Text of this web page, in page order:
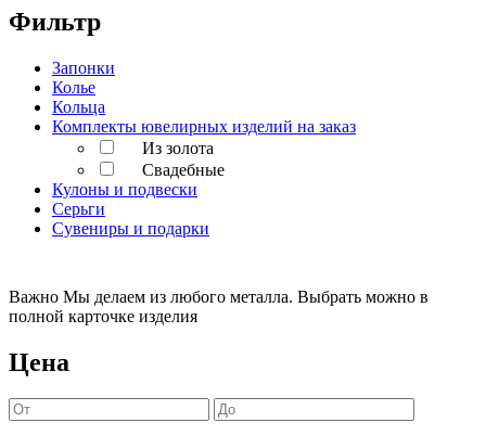
Фильтр
Запонки
Колье
Кольца
Комплекты ювелирных изделий на заказ
Из золота
Свадебные
Кулоны и подвески
Серьги
Сувениры и подарки
Важно Мы делаем из любого металла. Выбрать можно в
полной карточке изделия
Цена